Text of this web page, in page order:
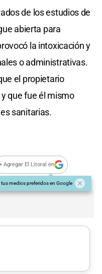
de los estudios de
abierta para
la intoxicación y
o administrativas.
el propietario
que fue él mismo
sanitarias.
Agregar El Litoral en
tus medios preferidos en Google